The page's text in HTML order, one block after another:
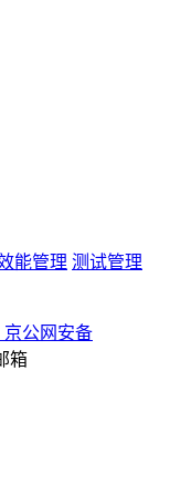
能管理 测试管理
京公网安备
箱